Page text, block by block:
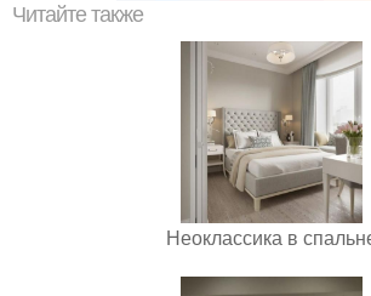
Читайте также
Неоклассика в